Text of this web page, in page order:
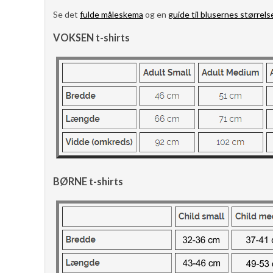
Se det fulde måleskema og en guide til blusernes
VOKSEN t-shirts
BØRNE t-shirts